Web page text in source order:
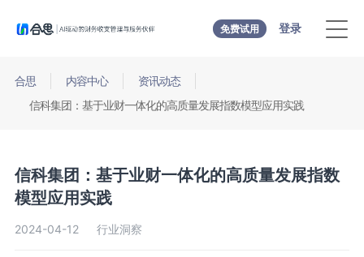
免费试用 登录
合思 内容中心
资讯动态
信科集团：基于业财一体化的高质量发展指数模型应用实践
信科集团：基于业财一体化的高质量发展指数
模型应用实践
2024-04-12 行业洞察